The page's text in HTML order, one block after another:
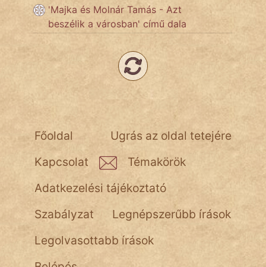
NapHold
pszichopati
Hoffer Botond
szemfüles
'Majka és Molnár Tamás - Azt
beszélik a városban' című dala
Ugrás az oldal tetejére
Főoldal
Kapcsolat
Témakörök
Adatkezelési tájékoztató
Szabályzat
Legnépszerűbb írások
Legolvasottabb írások